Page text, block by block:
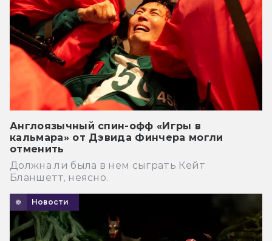
Англоязычный спин-офф «Игры в
кальмара» от Дэвида Финчера могли
отменить
Должна ли была в нем сыграть Кейт
Бланшетт, неясно.
Новости